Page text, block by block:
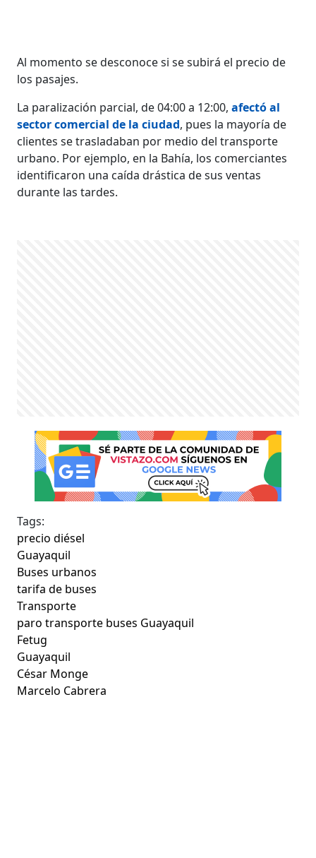
Al momento se desconoce si se subirá el precio de
los pasajes.
La paralización parcial, de 04:00 a 12:00,afectó al
sector comercial de la ciudad, pues la mayoría de
clientes se trasladaban por medio del transporte
urbano. Por ejemplo, en la Bahía, los comerciantes
identificaron una caída drástica de sus ventas
durante las tardes.
Tags:
precio diésel
Guayaquil
Buses urbanos
tarifa de buses
Transporte
paro transporte buses Guayaquil
Fetug
Guayaquil
César Monge
Marcelo Cabrera